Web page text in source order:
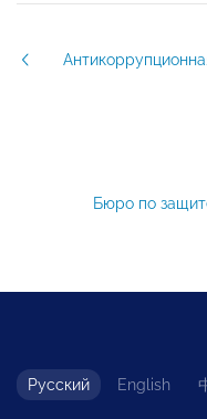
Бюро по
Русский English